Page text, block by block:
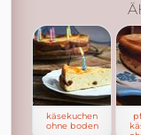
käsekuchen
ohne boden